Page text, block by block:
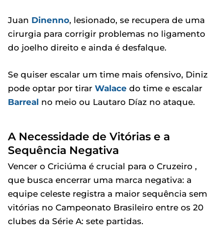
Juan Dinenno, lesionado, se recupera de uma
cirurgia para corrigir problemas no ligamento
do joelho direito e ainda é desfalque.
Se quiser escalar um time mais ofensivo, Diniz
pode optar por tirar Walace do time e escalar
Barreal no meio ou Lautaro Díaz no ataque.
A Necessidade de Vitórias e a
Sequência Negativa
Vencer o Criciúma é crucial para o Cruzeiro ,
que busca encerrar uma marca negativa: a
equipe celeste registra a maior sequência sem
vitórias no Campeonato Brasileiro entre os 20
clubes da Série A: sete partidas.